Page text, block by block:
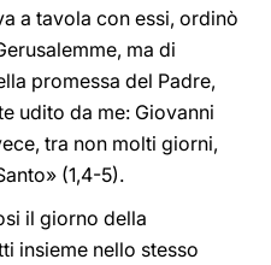
a tavola con essi, ordinò
ma di
promessa del Padre,
udito da me: Giovanni
tra non molti giorni,
(1,4-5)‎.
il giorno della
insieme nello stesso